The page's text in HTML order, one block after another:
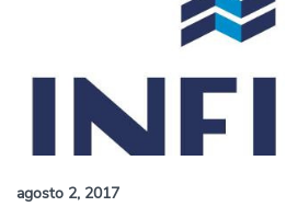
agosto 2, 2017